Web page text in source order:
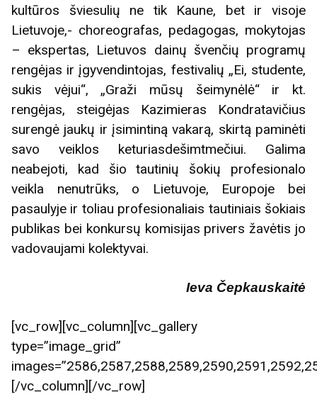
kultūros šviesulių ne tik Kaune, bet ir visoje
Lietuvoje,- choreografas, pedagogas, mokytojas
– ekspertas, Lietuvos dainų švenčių programų
rengėjas ir įgyvendintojas, festivalių „Ei, studente,
sukis vėjui“, „Graži mūsų šeimynėlė“ ir kt.
rengėjas, steigėjas Kazimieras Kondratavičius
surengė jaukų ir įsimintiną vakarą, skirtą paminėti
savo veiklos keturiasdešimtmečiui. Galima
neabejoti, kad šio tautinių šokių profesionalo
veikla nenutrūks, o Lietuvoje, Europoje bei
pasaulyje ir toliau profesionaliais tautiniais šokiais
publikas bei konkursų komisijas privers žavėtis jo
vadovaujami kolektyvai.
Ieva Čepkauskaitė
[vc_row][vc_column][vc_gallery
type=”image_grid”
[/vc_column][/vc_row]